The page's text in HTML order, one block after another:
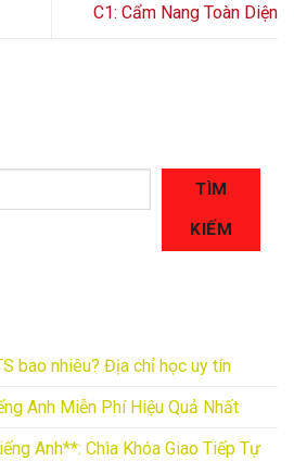
C1: Cẩm Nang Toàn Diện
TÌM
KIẾM
bao nhiêu? Địa chỉ học uy tín
Anh Miễn Phí Hiệu Quả Nhất
Anh**: Chìa Khóa Giao Tiếp Tự